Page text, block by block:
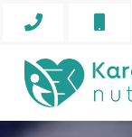
Phone